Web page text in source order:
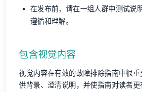
在发布前，请在一组人群中测试说
遵循和理解。
包含视觉内容
视觉内容在有效的故障排除指南中很
供背景、澄清说明，并使指南对读者